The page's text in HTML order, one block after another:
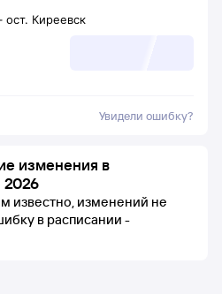
ост. Киреевск
Увидели ошибку?
изменения в
2026
известно, изменений не
в расписании -